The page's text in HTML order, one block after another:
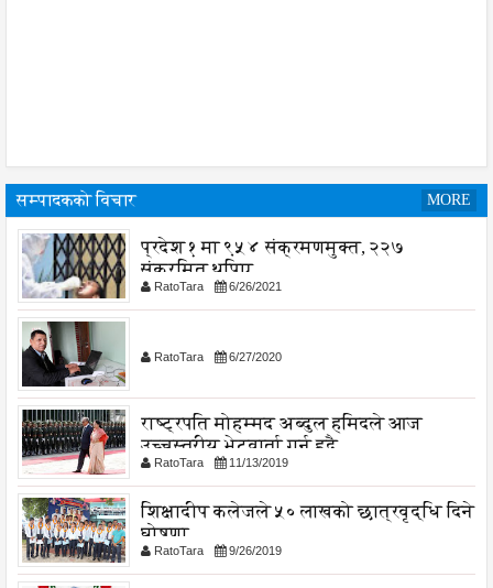
सम्पादकको विचार MORE
प्रदेश १ मा ९५४ संक्रमणमुक्त, २२७
संक्रमित थपिए
RatoTara 6/26/2021
RatoTara 6/27/2020
राष्ट्रपति मोहम्मद अब्दुल हमिदले आज
उच्चस्तरीय भेटवार्ता गर्नु हुदै,
RatoTara 11/13/2019
शिक्षादीप कलेजले ५० लाखको छात्रवृद्धि दिने
घोषणा
RatoTara 9/26/2019